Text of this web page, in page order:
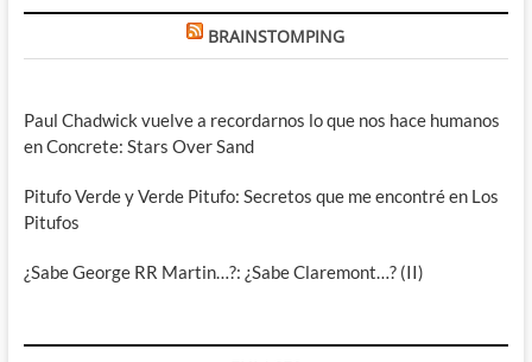
BRAINSTOMPING
Paul Chadwick vuelve a recordarnos lo que nos hace humanos
en Concrete: Stars Over Sand
Pitufo Verde y Verde Pitufo: Secretos que me encontré en Los
Pitufos
¿Sabe George RR Martin…?: ¿Sabe Claremont…? (II)